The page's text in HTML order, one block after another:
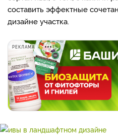
составить эффектные
дизайне участка.
РЕКЛАМА